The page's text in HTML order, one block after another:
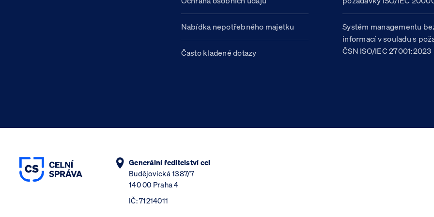
Nabídka nepotřebného majetku
Často kladené dotazy
Systém managementu
informací v souladu s
ČSN ISO/IEC 27001:2023
Generální ředitelství cel
Budějovická 1387/7
140 00 Praha 4
IČ: 71214011